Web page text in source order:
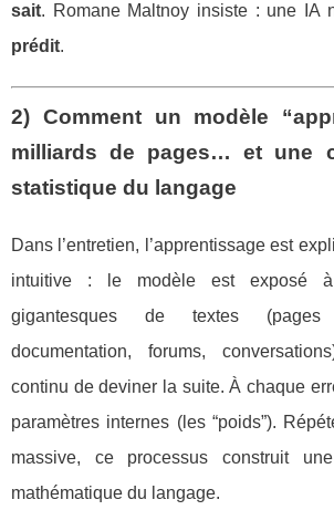
sait. Romane Maltnoy insiste : une IA
prédit.
2) Comment un modèle
milliards de pages… et une
statistique du langage
Dans l’entretien, l’apprentissage est
intuitive : le modèle est exposé
gigantesques de textes
documentation, forums,
continu de deviner la suite. À chaque
paramètres internes (les “poids”).
massive, ce processus construit
mathématique du langage.